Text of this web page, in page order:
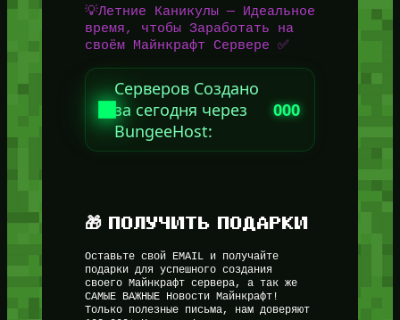
💡Летние Каникулы — Идеальное
время, чтобы Заработать на
своём Майнкрафт Сервере ✅
Серверов Создано
за сегодня через
BungeeHost:
000
🎁 ПОЛУЧИТЬ ПОДАРКИ
Оставьте свой EMAIL и получайте
подарки для успешного создания
своего Майнкрафт сервера, а так же
САМЫЕ ВАЖНЫЕ Новости Майнкрафт!
Только полезные письма, нам доверяют